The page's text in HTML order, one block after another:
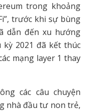
trong khoảng
trước khi sự bùng
dẫn đến xu hướng
kỳ 2021 đã kết thúc
mạng layer 1 thay
các câu chuyện
nhà đầu tư non trẻ,